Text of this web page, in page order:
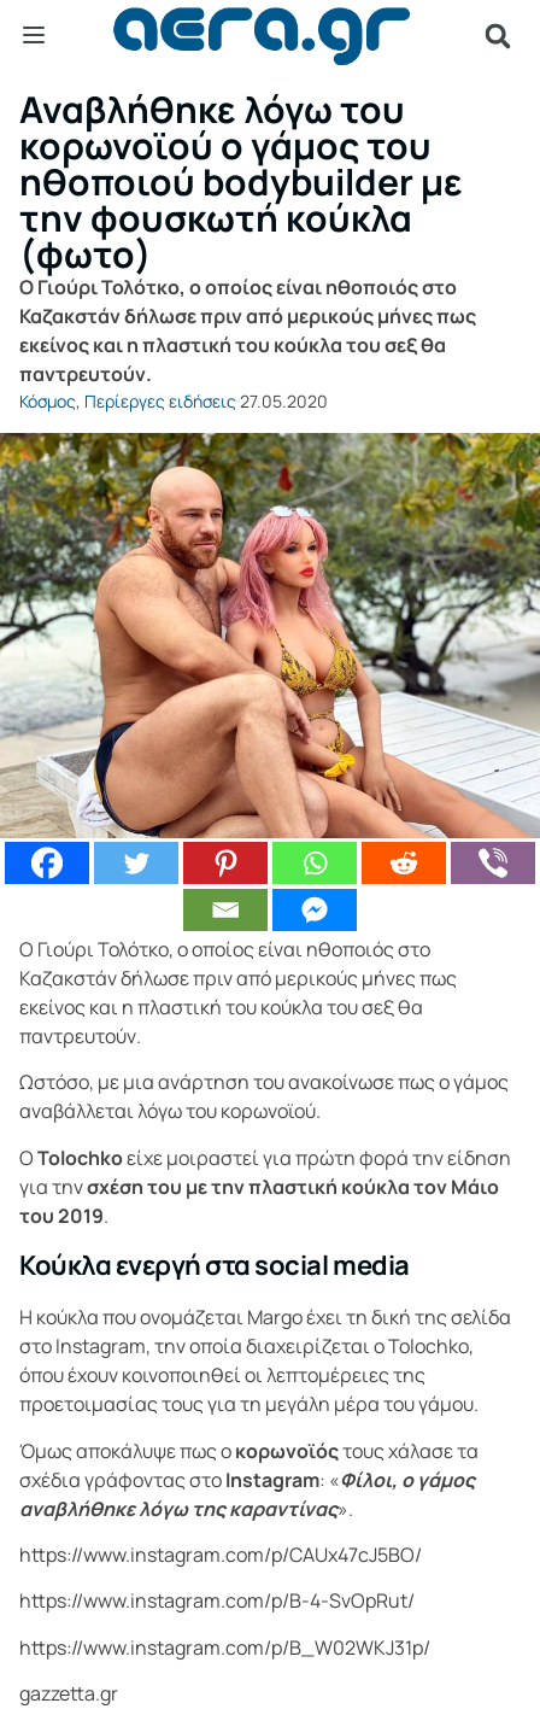
Αναβλήθηκε λόγω του
κορωνοϊού ο γάμος του
ηθοποιού bodybuilder με
την φουσκωτή κούκλα
(φωτο)
Ο Γιούρι Τολότκο, ο οποίος είναι ηθοποιός στο
Καζακστάν δήλωσε πριν από μερικούς μήνες πως
εκείνος και η πλαστική του κούκλα του σεξ θα
παντρευτούν.
Κόσμος, Περίεργες ειδήσεις 27.05.2020
Ο Γιούρι Τολότκο, ο οποίος είναι ηθοποιός στο
Καζακστάν δήλωσε πριν από μερικούς μήνες πως
εκείνος και η πλαστική του κούκλα του σεξ θα
παντρευτούν.
Ωστόσο, με μια ανάρτηση του ανακοίνωσε πως ο γάμος
αναβάλλεται λόγω του κορωνοϊού.
ΟTolochkoείχε μοιραστεί για πρώτη φορά την είδηση
για τηνσχέση του με την πλαστική κούκλα τον Μάιο
του 2019.
Κούκλα ενεργή στα social media
Η κούκλα που ονομάζεται Margo έχει τη δική της σελίδα
στο Instagram, την οποία διαχειρίζεται ο Tolochko,
όπου έχουν κοινοποιηθεί οι λεπτομέρειες της
προετοιμασίας τους για τη μεγάλη μέρα του γάμου.
Όμως αποκάλυψε πως οκορωνοϊόςτους χάλασε τα
σχέδια γράφοντας στοInstagram: «Φίλοι, ο γάμος
αναβλήθηκε λόγω της καραντίνας».
https://www.instagram.com/p/CAUx47cJ5BO/
https://www.instagram.com/p/B-4-SvOpRut/
https://www.instagram.com/p/B_W02WKJ31p/
gazzetta.gr